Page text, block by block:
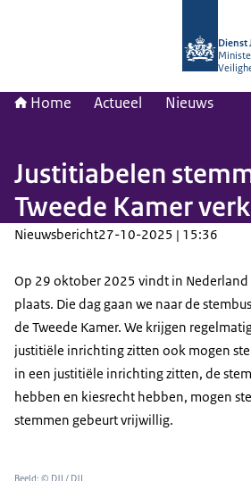
Dienst
Home Actueel Nieuws
Justitiabelen
Tweede Kamer
Nieuwsbericht27-10-2025 | 15:36
Op 29 oktober 2025 vindt in Nederland
plaats. Die dag gaan we naar de
de Tweede Kamer. We krijgen
justitiële inrichting zitten ook mogen
in een justitiële inrichting zitten, de
hebben en kiesrecht hebben, mogen
stemmen gebeurt vrijwillig.
Beeld: © DJI / DJI